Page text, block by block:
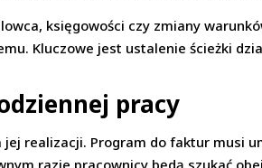
księgowości czy zmiany
Kluczowe jest ustalenie ścieżki
pracy
realizacji. Program do faktur musi